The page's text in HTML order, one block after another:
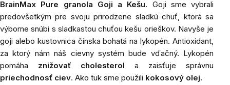
BrainMax Pure granola Goji a Kešu. Goji sme vybrali
predovšetkým pre svoju prirodzene sladkú chuť, ktorá sa
výborne snúbi s sladkastou chuťou kešu orieškov. Navyše je
goji alebo kustovnica čínska bohatá na lykopén. Antioxidant,
za ktorý nám náš cievny systém bude vďačný. Lykopén
pomáha znižovať cholesterol a zaisťuje správnu
priechodnosť ciev. Ako tuk sme použili kokosový olej.